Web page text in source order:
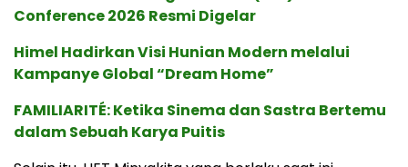
Conference 2026 Resmi Digelar
Himel Hadirkan Visi Hunian Modern melalui
Kampanye Global “Dream Home”
FAMILIARITÉ: Ketika Sinema dan Sastra Bertemu
dalam Sebuah Karya Puitis